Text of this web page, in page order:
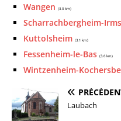
Wangen (3.0 km)
Scharrachbergheim-
Kuttolsheim (3.1 km)
Fessenheim-le-Bas (3.6 km)
Wintzenheim-
Laubach